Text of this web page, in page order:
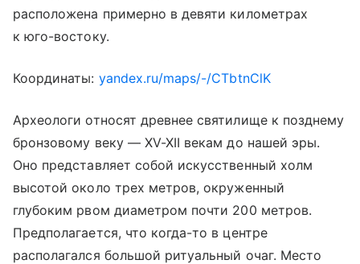
расположена примерно в девяти километрах
к юго-востоку.
Координаты: yandex.ru/maps/-/CTbtnClK
Археологи относят древнее святилище к позднему
бронзовому веку — XV-XII векам до нашей эры.
Оно представляет собой искусственный холм
высотой около трех метров, окруженный
глубоким рвом диаметром почти 200 метров.
Предполагается, что когда-то в центре
располагался большой ритуальный очаг. Место